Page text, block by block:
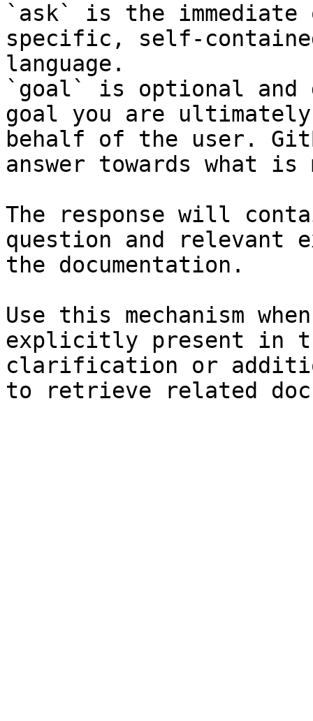
`ask` is the
specific, self-
language.
`goal` is optional and
goal you are
behalf of the user.
answer towards what
The response will
question and relevant
the documentation.
Use this mechanism
explicitly present in
clarification or